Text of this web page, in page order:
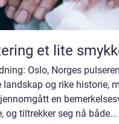
Giftering et lite
Oslo, Norges
landskap og rike historie,
en
og tiltrekker seg nå både...